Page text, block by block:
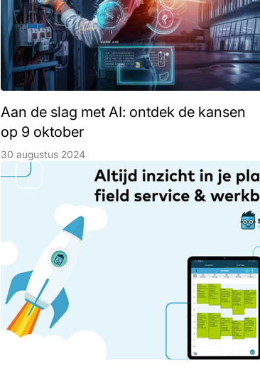
Aan de slag met AI: ontdek de kansen
op 9 oktober
30 augustus 2024